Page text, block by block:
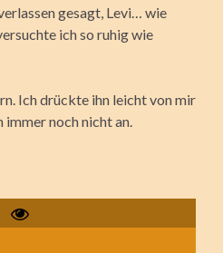
gesagt, Levi… wie
ich so ruhig wie
Ich drückte ihn leicht von mir
noch nicht an.